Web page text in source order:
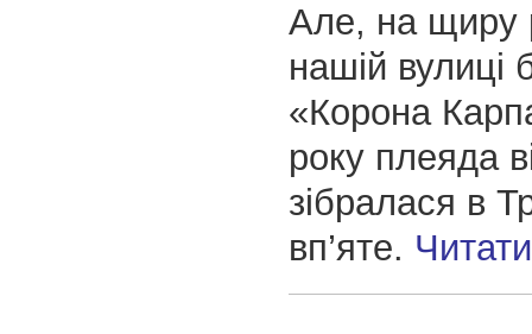
Але, на щиру
нашій вулиці
«Корона
року плеяда
зібралася в
вп’яте.